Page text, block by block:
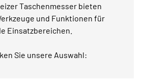
Taschenmesser bieten
und Funktionen für
Einsatzbereichen.
Sie unsere Auswahl: